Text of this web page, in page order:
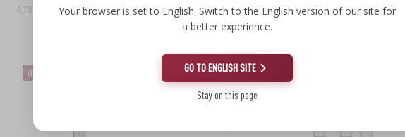
4,78 PLN/szt. 4,10 PLN/szt.
Okazja!
Your browser is set to English. Switch to the English version of our site for
a better experience.
GO TO ENGLISH SITE
Stay on this page